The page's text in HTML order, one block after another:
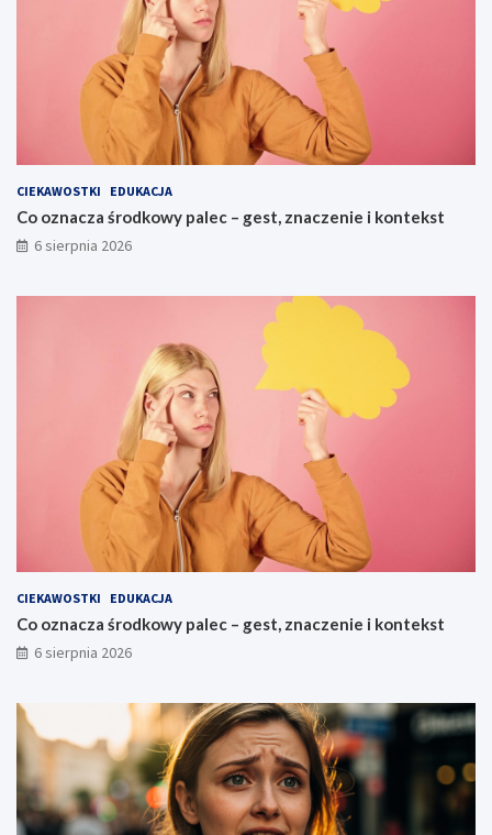
CIEKAWOSTKI EDUKACJA
Co oznacza środkowy palec – gest, znaczenie i kontekst
6 sierpnia 2026
CIEKAWOSTKI EDUKACJA
Co oznacza środkowy palec – gest, znaczenie i kontekst
6 sierpnia 2026